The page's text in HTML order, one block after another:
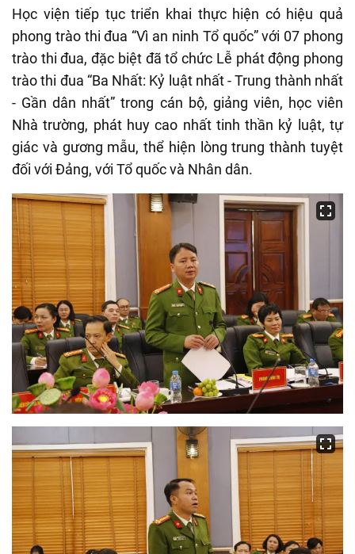
Học viện tiếp tục triển khai thực hiện có hiệu quả
phong trào thi đua “Vì an ninh Tổ quốc” với 07 phong
trào thi đua, đặc biệt đã tổ chức Lễ phát động phong
trào thi đua “Ba Nhất: Kỷ luật nhất - Trung thành nhất
- Gần dân nhất” trong cán bộ, giảng viên, học viên
Nhà trường, phát huy cao nhất tinh thần kỷ luật, tự
giác và gương mẫu, thể hiện lòng trung thành tuyệt
đối với Đảng, với Tổ quốc và Nhân dân.